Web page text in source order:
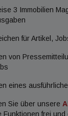
und Logistik
zu definieren.
an dessen Ende
auf einer
Ende
3 Immobilien
für Artikel,
von
eines
Sie über unsere
Funktionen frei und